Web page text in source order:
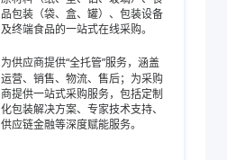
品包装（袋、盒、罐）、包装设备
及终端食品的一站式在线采购。
为供应商提供“全托管”服务，涵盖
运营、销售、物流、售后；为采购
商提供一站式采购服务，包括定制
化包装解决方案、专家技术支持、
供应链金融等深度赋能服务。